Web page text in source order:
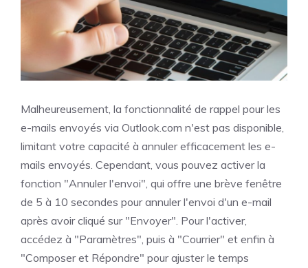
Malheureusement, la fonctionnalité de rappel pour les
e-mails envoyés via Outlook.com n'est pas disponible,
limitant votre capacité à annuler efficacement les e-
mails envoyés. Cependant, vous pouvez activer la
fonction "Annuler l'envoi", qui offre une brève fenêtre
de 5 à 10 secondes pour annuler l'envoi d'un e-mail
après avoir cliqué sur "Envoyer". Pour l'activer,
accédez à "Paramètres", puis à "Courrier" et enfin à
"Composer et Répondre" pour ajuster le temps